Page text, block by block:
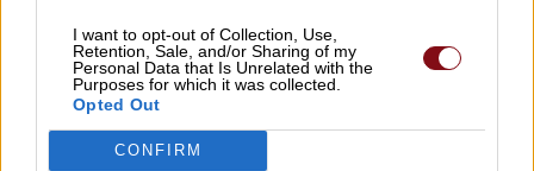
I want to opt-out of Collection, Use,
Retention, Sale, and/or Sharing of my
Personal Data that Is Unrelated with the
Purposes for which it was collected.
Opted Out
CONFIRM
και νοσηλείας σε όλους. Δωρεάν όλες οι ιατρικές,
διαγνωστικές,, προληπτικές εξετάσεις, τα φάρμακα,
τα εμβόλια
 Όχι στις ΝΑΤΟικές δαπάνες – Καμία εμπλοκή της